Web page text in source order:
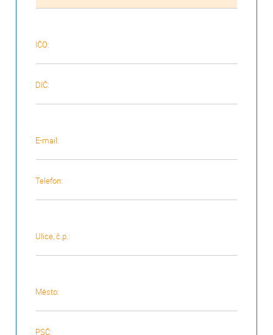
IČO:
DIČ:
E-mail:
Telefon:
Ulice, č.p.:
Město:
PSČ: